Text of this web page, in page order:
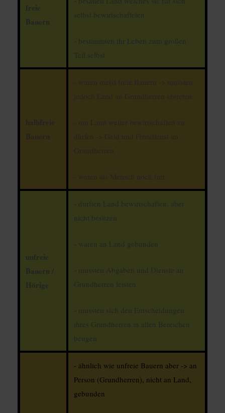
- ähnlich wie unfreie Bauern aber -> an
Person (Grundherren), nicht an Land,
gebunden